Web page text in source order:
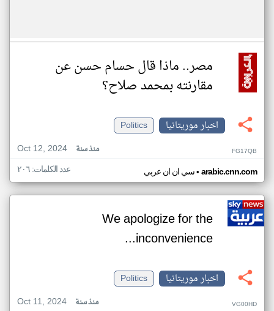
مصر.. ماذا قال حسام حسن عن
مقارنته بمحمد صلاح؟
اخبار موريتانيا
Politics
Oct 12, 2024
منذ سنة FG17QB
سي ان ان عربي• arabic.cnn.com عدد الكلمات: ٢٠٦
We apologize for the
inconvenience...
اخبار موريتانيا
Politics
Oct 11, 2024
منذ سنة VG00HD